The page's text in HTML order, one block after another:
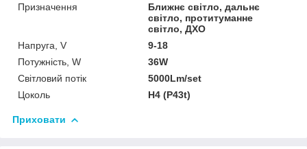
Призначення
Ближнє світло, дальнє
світло, протитуманне
світло, ДХО
Напруга, V
9-18
Потужність, W
36W
Світловий потік
5000Lm/set
Цоколь
H4 (P43t)
Приховати